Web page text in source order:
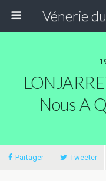
Nous A
Partager Tweeter